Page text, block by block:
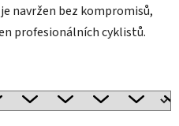
navržen bez kompromisů,
profesionálních cyklistů.